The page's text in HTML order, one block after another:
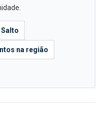
na região